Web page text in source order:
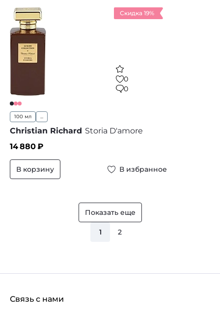
Скидка 19%
0
0
100 мл ...
Christian Richard Storia D'amore
14 880₽
В корзину В избранное
Показать еще
1 2
Связь с нами